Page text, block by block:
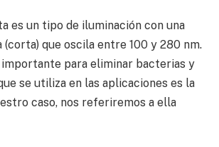
es un tipo de iluminación con una
(corta) que oscila entre 100 y 280 nm.
para eliminar bacterias y
se utiliza en las aplicaciones es la
caso, nos referiremos a ella